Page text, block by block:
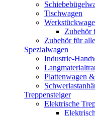
Tischwagen
Zubehör
Zubehör für
Spezialwagen
Industrie-
Plattenwagen
Treppensteiger
Elektrische